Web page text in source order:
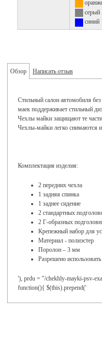
серый
синий
Обзор Написать отзыв
Стильный салон автомобиля
маек поддерживает стильный
Чехлы майки защищают те
Чехлы-майки легко снимаются
Комплектация изделия:
2 передних чехла
1 задняя спинка
1 заднее сидение
2 стандартных
2 Г-образных
Крепежный набор для
Материал - полиэстер
Поролон – 3 мм
Разрешено
'), prdu = "/chekhly-mayki-psv-
function(){ $(this).prepend('